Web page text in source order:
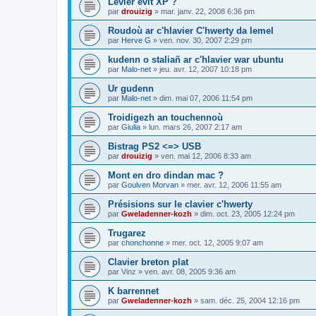
par drouizig » mar. janv. 22, 2008 6:36 pm
Roudoù ar c'hlavier C'hwerty da lemel
par Herve G » ven. nov. 30, 2007 2:29 pm
kudenn o staliañ ar c'hlavier war ubuntu
par Malo-net » jeu. avr. 12, 2007 10:18 pm
Ur gudenn
par Malo-net » dim. mai 07, 2006 11:54 pm
Troidigezh an touchennoù
par Giulia » lun. mars 26, 2007 2:17 am
Bistrag PS2 <=> USB
par drouizig » ven. mai 12, 2006 8:33 am
Mont en dro dindan mac ?
par Goulven Morvan » mer. avr. 12, 2006 11:55 am
Présisions sur le clavier c'hwerty
par Gweladenner-kozh » dim. oct. 23, 2005 12:24 pm
Trugarez
par chonchonne » mer. oct. 12, 2005 9:07 am
Clavier breton plat
par Vinz » ven. avr. 08, 2005 9:36 am
K barrennet
par Gweladenner-kozh » sam. déc. 25, 2004 12:16 pm